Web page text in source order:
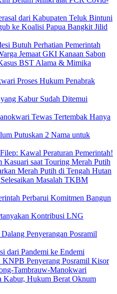
dari Kabupaten Teluk Bintuni
ke Koalisi Papua Bangkit Jilid
Butuh Perhatian Pemerintah
Jemaat GKI Kanaan Sabon
BST Alama & Mimika
Proses Hukum Penabrak
Kabur Sudah Ditemui
Tewas Tertembak Hanya
Putuskan 2 Nama untuk
Kawal Peraturan Pemerintah!
Kasuari saat Touring Merah Putih
Merah Putih di Tengah Hutan
Masalah TKBM
Perbarui Komitmen Bangun
Kontribusi LNG
Penyerangan Posramil
dari Pandemi ke Endemi
Penyerang Posramil Kisor
Tambrauw-Manokwari
Hukum Berat Oknum